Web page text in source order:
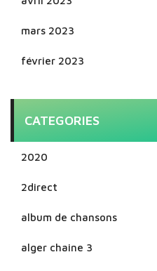
mars 2023
février 2023
CATEGORIES
2020
2direct
album de chansons
alger chaine 3